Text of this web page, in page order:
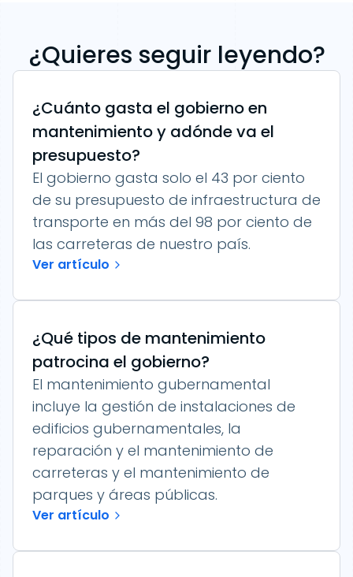
¿Quieres seguir leyendo?
¿Cuánto gasta el gobierno en
mantenimiento y adónde va el
presupuesto?
El gobierno gasta solo el 43 por ciento
de su presupuesto de infraestructura de
transporte en más del 98 por ciento de
las carreteras de nuestro país.
Ver artículo
¿Qué tipos de mantenimiento
patrocina el gobierno?
El mantenimiento gubernamental
incluye la gestión de instalaciones de
edificios gubernamentales, la
reparación y el mantenimiento de
carreteras y el mantenimiento de
parques y áreas públicas.
Ver artículo